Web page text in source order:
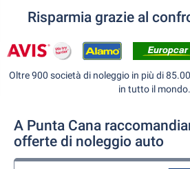
Risparmia grazie al
Oltre 900 società di noleggio in più di
in tutto il mondo.
A Punta Cana
offerte di noleggio auto